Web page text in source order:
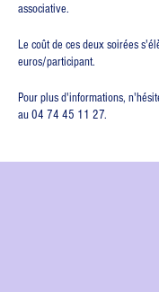
associative.
Le coût de ces deux soirées
euros/participant.
Pour plus d'informations,
au 04 74 45 11 27.